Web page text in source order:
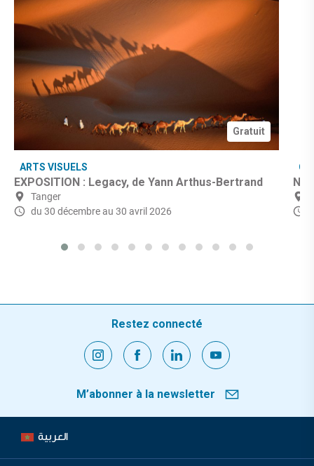
Gratuit
ARTS VISUELS
EXPOSITION : Legacy, de Yann Arthus-Bertrand
Tanger
du 30 décembreau 30 avril 2026
Restez connecté
M’abonner à la newsletter
العربية